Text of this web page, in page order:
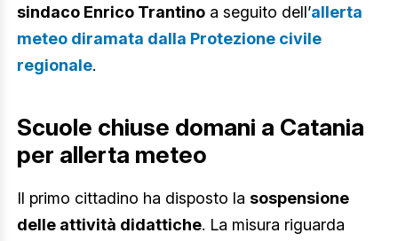
sindaco Enrico Trantino a seguito dell’allerta
meteo diramata dalla Protezione civile
regionale.
Scuole chiuse domani a Catania
per allerta meteo
Il primo cittadino ha disposto la sospensione
delle attività didattiche. La misura riguarda